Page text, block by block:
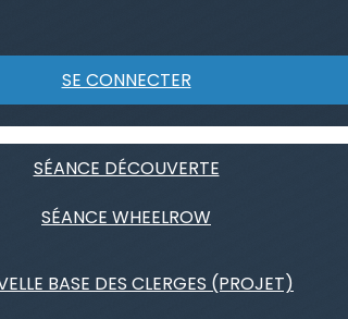
SE CONNECTER
SÉANCE DÉCOUVERTE
SÉANCE WHEELROW
BASE DES CLERGES (PROJET)